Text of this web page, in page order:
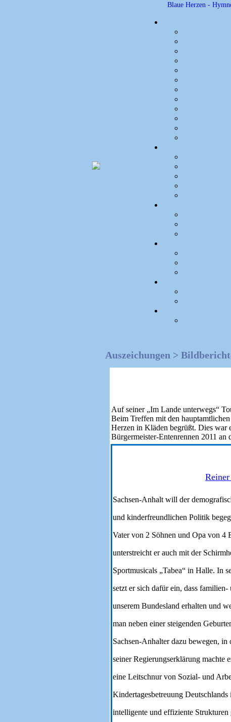
Blaue Herzen -
Auszeichungen >
Auf seiner „Im Lande unterwegs“
Beim Treffen mit den
Herzen in Kläden begrüßt. Dies war
Bürgermeister-Entenrennen 2011
Sachsen-Anhalt will der
und kinderfreundlichen Politik
Vater von 2 Söhnen und Opa von 4
unterstreicht er auch mit der
Sportmusicals „Tabea“ in Halle. In
setzt er sich dafür ein, dass
unserem Bundesland erhalten und
man neben einer steigenden
Sachsen-Anhalter dazu bewegen,
seiner Regierungserklärung machte
eine Leitschnur von Sozial- und
Kindertagesbetreuung
intelligente und effiziente